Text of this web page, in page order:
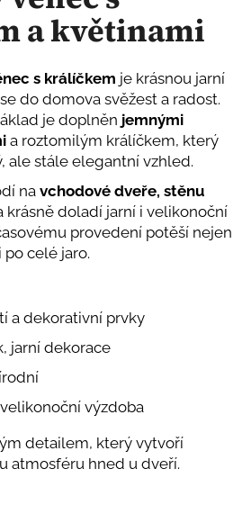
a květinami
s králíčkem je krásnou jarní
do domova svěžest a radost.
je doplněn jemnými
a roztomilým králíčkem, který
ale stále elegantní vzhled.
na vchodové dveře, stěnu
krásně doladí jarní i velikonoční
provedení potěší nejen
celé jaro.
a dekorativní prvky
jarní dekorace
výzdoba
detailem, který vytvoří
atmosféru hned u dveří.